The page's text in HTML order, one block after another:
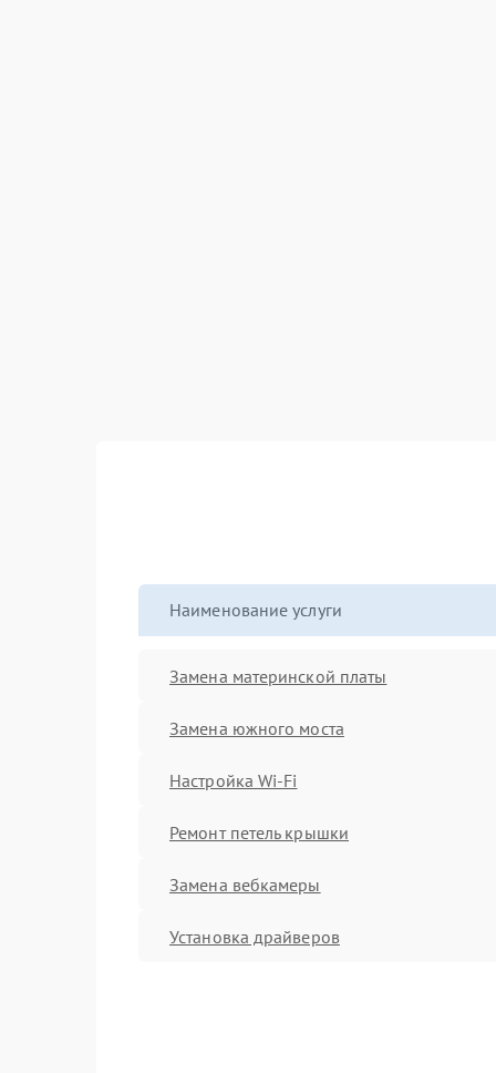
Наименование услуги
Замена материнской платы
Замена южного моста
Настройка Wi-Fi
Ремонт петель крышки
Замена вебкамеры
Установка драйверов